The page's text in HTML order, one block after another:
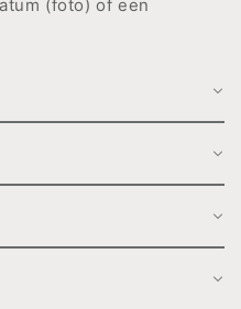
(foto) of een